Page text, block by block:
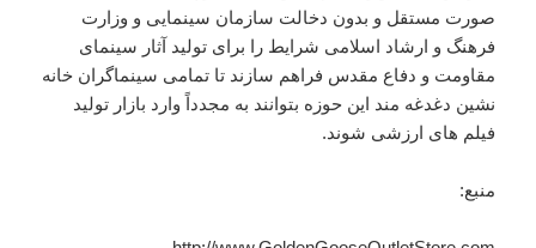
صورت مستقل و بدون دخالت سازمان سینمایی و وزارت
فرهنگ و ارشاد اسلامی شرایط را برای تولید آثار سینمای
مقاومت و دفاع مقدس فراهم سازند تا تمامی سینماگران خانه
نشین دغدغه مند این حوزه بتوانند به مجدداً وارد بازار تولید
فیلم های ارزشی شوند.
منبع: